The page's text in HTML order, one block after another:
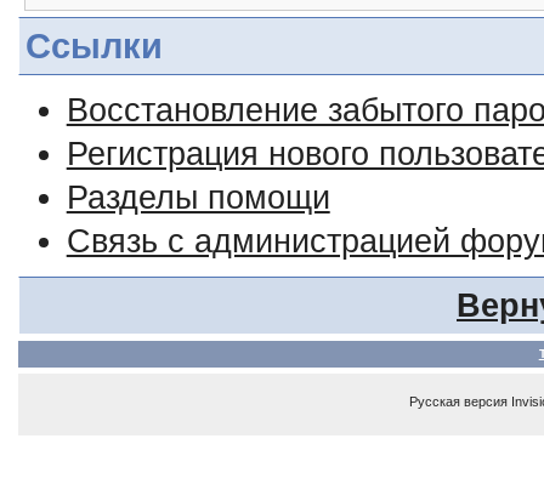
Ссылки
Восстановление забытого
Регистрация нового
Разделы помощи
Связь с администрацией
Русская версия